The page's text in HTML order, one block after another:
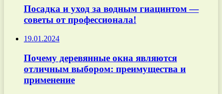
Посадка и уход за водным гиацинтом —
советы от профессионала!
19.01.2024
Почему деревянные окна являются
отличным выбором: преимущества и
применение